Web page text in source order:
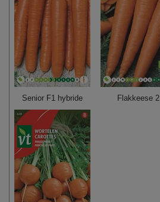
Senior F1 hybride Flakkeese 2